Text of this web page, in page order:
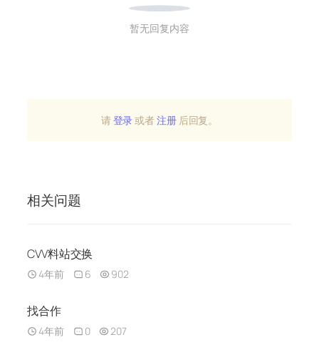
暂无回复内容
请登录或者注册后回复。
相关问题
CVV料站交换
4年前 6 902
找合作
4年前 0 207